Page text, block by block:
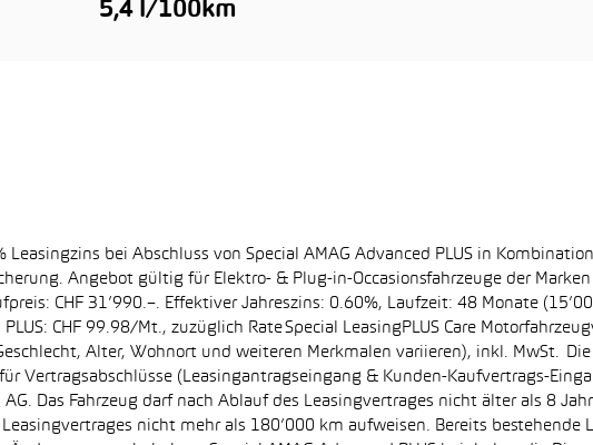
5,4 l/100km
Leasingzins bei Abschluss von Special AMAG Advanced PLUS in
Angebot gültig für Elektro- & Plug-in-Occasionsfahrzeuge der
CHF 31’990.–. Effektiver Jahreszins: 0.60%, Laufzeit: 48 Monate
CHF 99.98/Mt., zuzüglich Rate Special LeasingPLUS Care
Alter, Wohnort und weiteren Merkmalen variieren), inkl. MwSt.
Vertragsabschlüsse (Leasingantragseingang & Kunden-Kaufvertrags-
AG. Das Fahrzeug darf nach Ablauf des Leasingvertrages nicht älter als 8
nicht mehr als 180’000 km aufweisen. Bereits